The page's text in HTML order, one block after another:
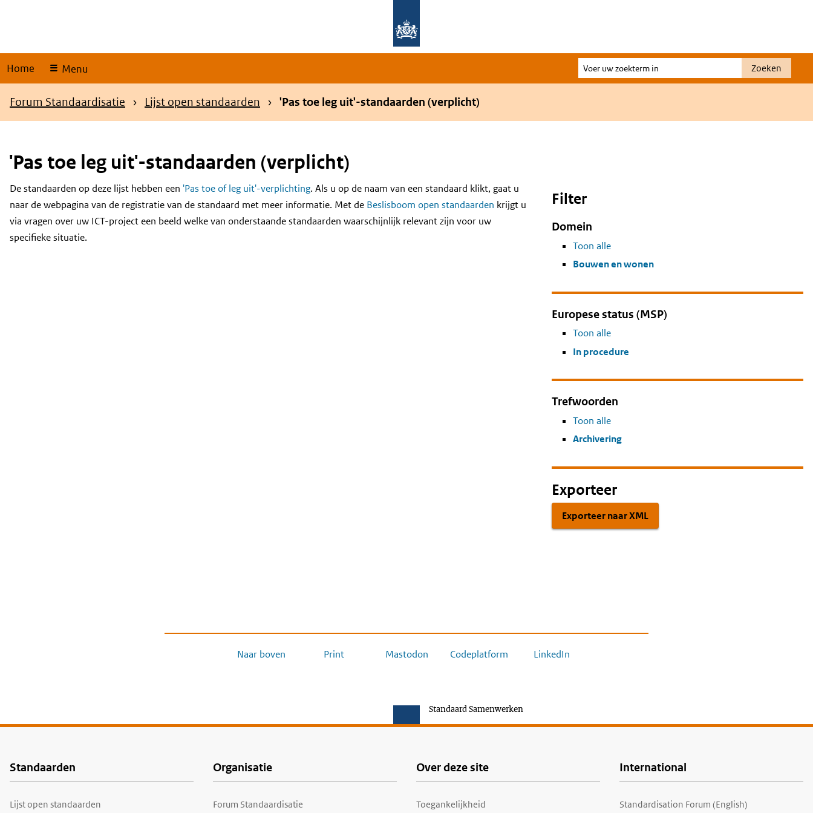
Home Menu
Voer
uw
Zoeken
Kruimelpad
Forum Standaardisatie Lijst open standaarden 'Pas toe leg uit'-standaarden (verplicht)
'Pas toe leg uit'-standaarden (verplicht)
Content
De standaarden op deze lijst hebben een 'Pas toe of leg uit'-verplichting. Als u op de naam van een standaard klikt, gaat u
naar de webpagina van de registratie van de standaard met meer informatie. Met de Beslisboom open standaarden krijgt u
via vragen over uw ICT-project een beeld welke van onderstaande standaarden waarschijnlijk relevant zijn voor uw
specifieke situatie.
Filter
Domein
Toon alle
Bouwen en wonen
Europese status (MSP)
Toon alle
In procedure
Trefwoorden
Toon alle
Archivering
Exporteer
Exporteer naar XML
Naar boven Print Mastodon Codeplatform LinkedIn
Standaard Samenwerken
Voet
Standaarden
Lijst open standaarden
Organisatie
Forum Standaardisatie
Over deze site
Toegankelijkheid
International
Standardisation Forum (English)